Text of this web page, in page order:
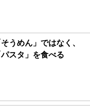
うめん」ではなく、
スタ」を食べる